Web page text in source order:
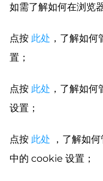
如需了解如何在浏览
点按 此处 ，了解如
置；
点按 此处 ，了解如
设置；
点按 此处 ，了解如
中的 cookie 设置；